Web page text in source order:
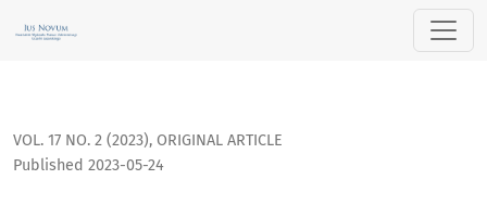
Review of the resolutions of the Supreme Court Criminal
VOL. 17 NO. 2 (2023), ORIGINAL ARTICLE
Published 2023-05-24